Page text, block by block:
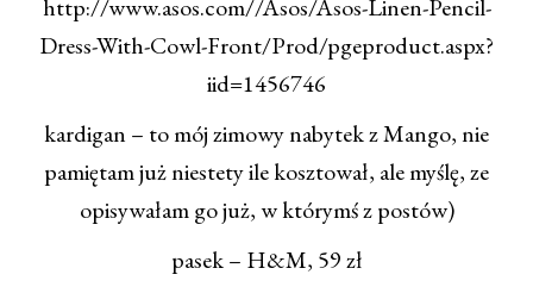
http://www.asos.com//Asos/Asos-Linen-Pencil-
Dress-With-Cowl-Front/Prod/pgeproduct.aspx?
iid=1456746
kardigan – to mój zimowy nabytek z Mango, nie
pamiętam już niestety ile kosztował, ale myślę, ze
opisywałam go już, w którymś z postów)
pasek – H&M, 59 zł